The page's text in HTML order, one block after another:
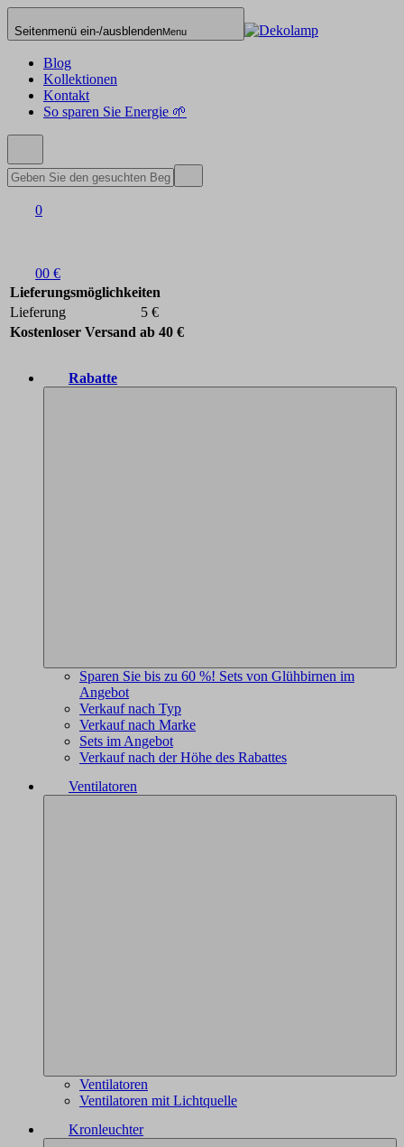
Seitenmenü ein-/ausblendenMenu
Blog
Kollektionen
Kontakt
So sparen Sie Energie 🌱
0
00 €
Lieferungsmöglichkeiten
Lieferung
5 €
Kostenloser Versand ab 40 €
Rabatte
Sparen Sie bis zu 60 %! Sets von Glühbirnen im
Angebot
Verkauf nach Typ
Verkauf nach Marke
Sets im Angebot
Verkauf nach der Höhe des Rabattes
Ventilatoren
Ventilatoren
Ventilatoren mit Lichtquelle
Kronleuchter